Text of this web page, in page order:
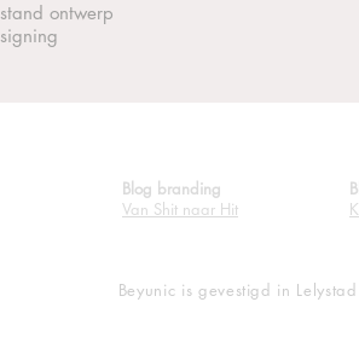
stand ontwerp
signing
Blog branding
Van Shit naar Hit
Beyunic is gevestigd in